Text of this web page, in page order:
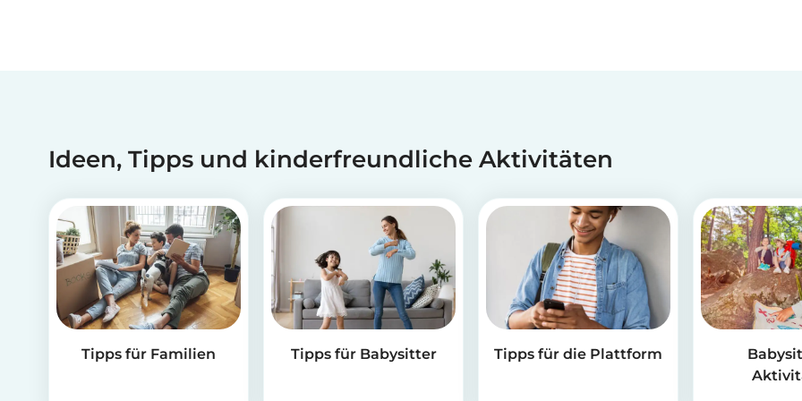
Ideen, Tipps und kinderfreundliche Aktivitäten
Tipps für Familien Tipps für Babysitter Tipps für die Plattform